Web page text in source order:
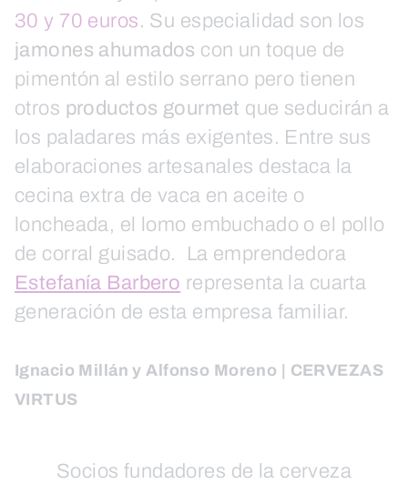
30 y 70 euros. Su especialidad son los
jamones ahumados con un toque de
pimentón al estilo serrano pero tienen
otros productos gourmet que seducirán a
los paladares más exigentes. Entre sus
elaboraciones artesanales destaca la
cecina extra de vaca en aceite o
loncheada, el lomo embuchado o el pollo
de corral guisado. La emprendedora
Estefanía Barbero representa la cuarta
generación de esta empresa familiar.
Ignacio Millán y Alfonso Moreno | CERVEZAS
VIRTUS
Socios fundadores de la cerveza